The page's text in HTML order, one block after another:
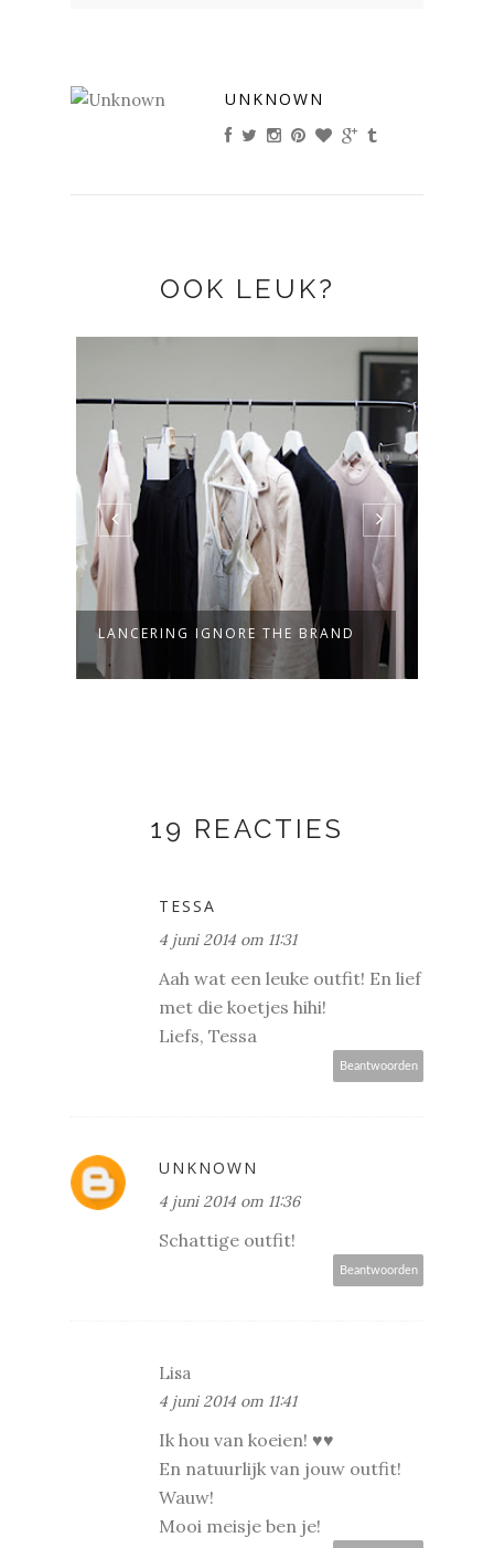
UNKNOWN
OOK LEUK?
LANCERING IGNORE THE BRAND
19 REACTIES
TESSA
4 juni 2014 om 11:31
Aah wat een leuke outfit! En lief
met die koetjes hihi!
Liefs, Tessa
Beantwoorden
UNKNOWN
4 juni 2014 om 11:36
Schattige outfit!
Beantwoorden
Lisa
4 juni 2014 om 11:41
Ik hou van koeien! ♥♥
En natuurlijk van jouw outfit!
Wauw!
Mooi meisje ben je!